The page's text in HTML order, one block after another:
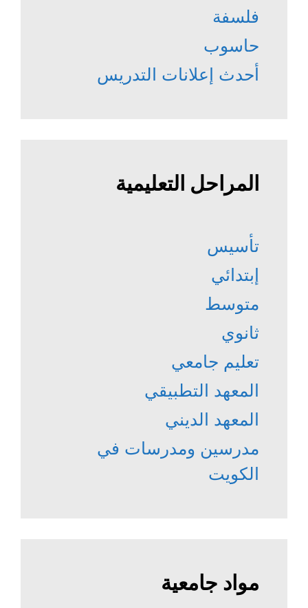
فلسفة
حاسوب
أحدث إعلانات التدريس
المراحل التعليمية
تأسيس
إبتدائي
متوسط
ثانوي
تعليم جامعي
المعهد التطبيقي
المعهد الديني
مدرسين ومدرسات في
الكويت
مواد جامعية